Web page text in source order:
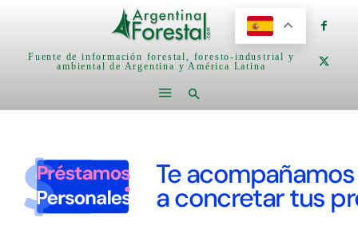
Fuente de información forestal, foresto-industrial y
ambiental de Argentina y América Latina